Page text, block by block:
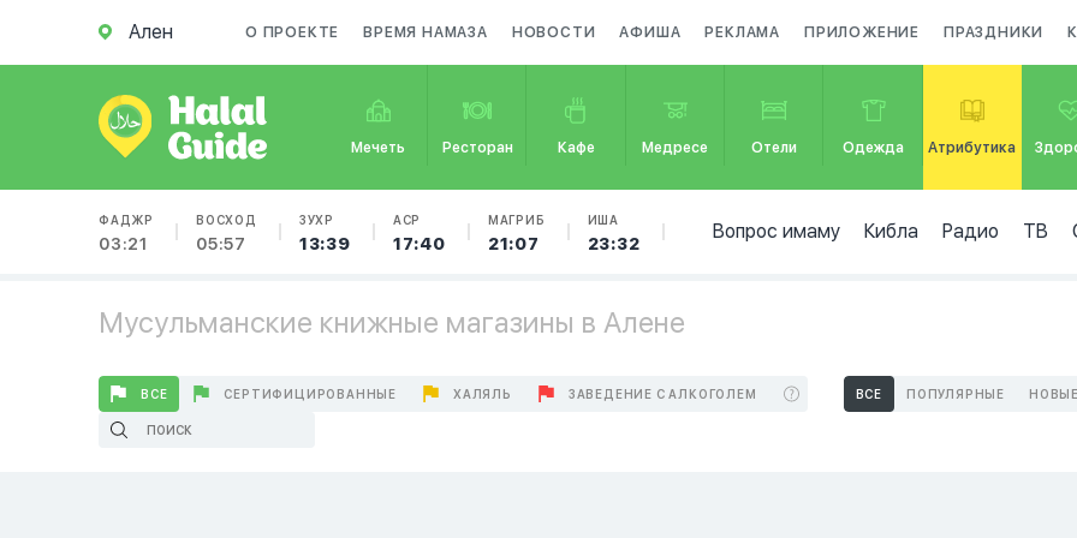
Ален О ПРОЕКТЕ ВРЕМЯ НАМАЗА НОВОСТИ АФИША РЕКЛАМА ПРИЛОЖЕНИЕ ПРАЗДНИКИ
Мечеть Ресторан Кафе Медресе Отели Одежда Атрибутика
ФАДЖР
03:21
ВОСХОД
05:57
ЗУХР
13:39
АСР
17:40
МАГРИБ
21:07
ИША
23:32
Вопрос имаму Кибла Радио ТВ
Мусульманские книжные магазины в Алене
ВСЕ СЕРТИФИЦИРОВАННЫЕ ХАЛЯЛЬ ЗАВЕДЕНИЕ С АЛКОГОЛЕМ ВСЕ ПОПУЛЯРНЫЕ